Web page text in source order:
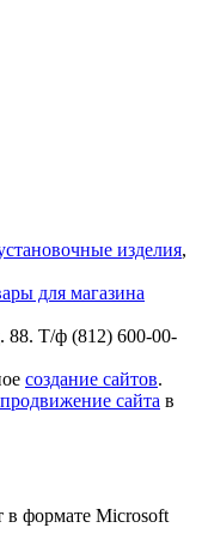
изделия,
для магазина
88. Т/ф (812) 600-00-
создание сайтов.
сайта в
в формате Microsoft